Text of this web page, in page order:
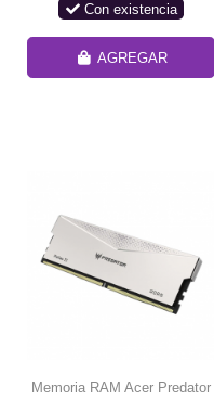
Con existencia
AGREGAR
Memoria RAM Acer Predator